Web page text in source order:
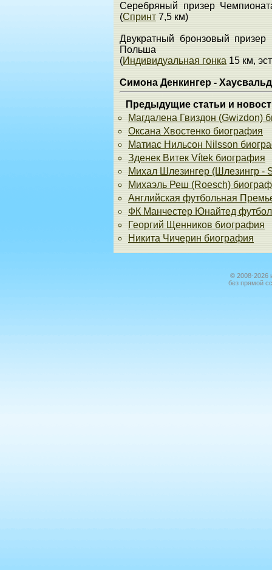
Серебряный призер
(Спринт 7,5 км)
Двукратный бронзовый
Польша
(Индивидуальная гонка 15 км,
Симона Денкингер -
Предыдущие статьи и
Магдалена Гвиздон (Gwizdon)
Оксана Хвостенко биография
Матиас Нильсон Nilsson
Зденек Витек Vítek биография
Михал Шлезингер (Шлезингр -
Михаэль Реш (Roesch)
Английская футбольная
ФК Манчестер Юнайтед
Георгий Щенников биография
Никита Чичерин биография
© 2008-2026
без прямой